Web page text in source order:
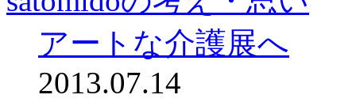
アートな介護展へ
2013.07.14